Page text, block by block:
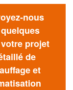
nous
projet
de
et